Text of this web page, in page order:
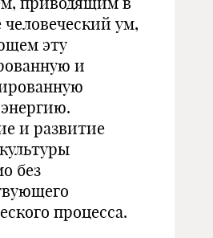
ум,
эту
и
и развитие
без
процесса.